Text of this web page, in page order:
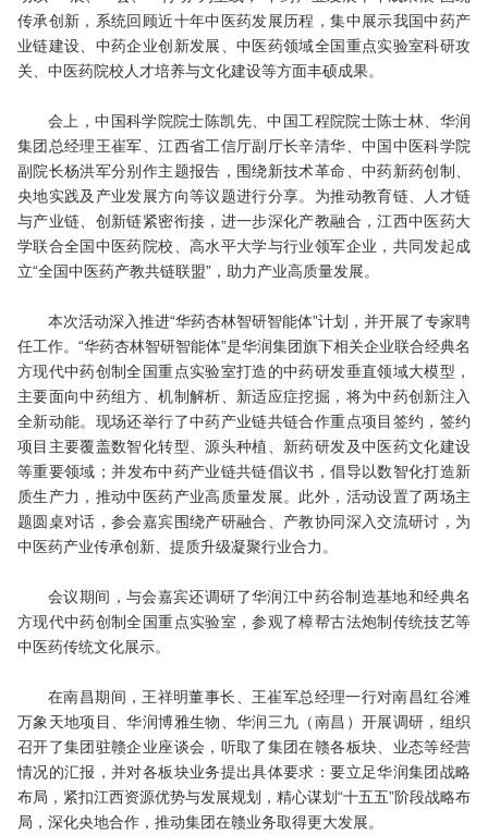
传承创新，系统回顾近十年中医药发展历程，集中展示我国中药产
业链建设、中药企业创新发展、中医药领域全国重点实验室科研攻
关、中医药院校人才培养与文化建设等方面丰硕成果。
会上，中国科学院院士陈凯先、中国工程院院士陈士林、华润
集团总经理王崔军、江西省工信厅副厅长辛清华、中国中医科学院
副院长杨洪军分别作主题报告，围绕新技术革命、中药新药创制、
央地实践及产业发展方向等议题进行分享。为推动教育链、人才链
与产业链、创新链紧密衔接，进一步深化产教融合，江西中医药大
学联合全国中医药院校、高水平大学与行业领军企业，共同发起成
立“全国中医药产教共链联盟”，助力产业高质量发展。
本次活动深入推进“华药杏林智研智能体”计划，并开展了专家聘
任工作。“华药杏林智研智能体”是华润集团旗下相关企业联合经典名
方现代中药创制全国重点实验室打造的中药研发垂直领域大模型，
主要面向中药组方、机制解析、新适应症挖掘，将为中药创新注入
全新动能。现场还举行了中药产业链共链合作重点项目签约，签约
项目主要覆盖数智化转型、源头种植、新药研发及中医药文化建设
等重要领域；并发布中药产业链共链倡议书，倡导以数智化打造新
质生产力，推动中医药产业高质量发展。此外，活动设置了两场主
题圆桌对话，参会嘉宾围绕产研融合、产教协同深入交流研讨，为
中医药产业传承创新、提质升级凝聚行业合力。
会议期间，与会嘉宾还调研了华润江中药谷制造基地和经典名
方现代中药创制全国重点实验室，参观了樟帮古法炮制传统技艺等
中医药传统文化展示。
在南昌期间，王祥明董事长、王崔军总经理一行对南昌红谷滩
万象天地项目、华润博雅生物、华润三九（南昌）开展调研，组织
召开了集团驻赣企业座谈会，听取了集团在赣各板块、业态等经营
情况的汇报，并对各板块业务提出具体要求：要立足华润集团战略
布局，紧扣江西资源优势与发展规划，精心谋划“十五五”阶段战略布
局，深化央地合作，推动集团在赣业务取得更大发展。